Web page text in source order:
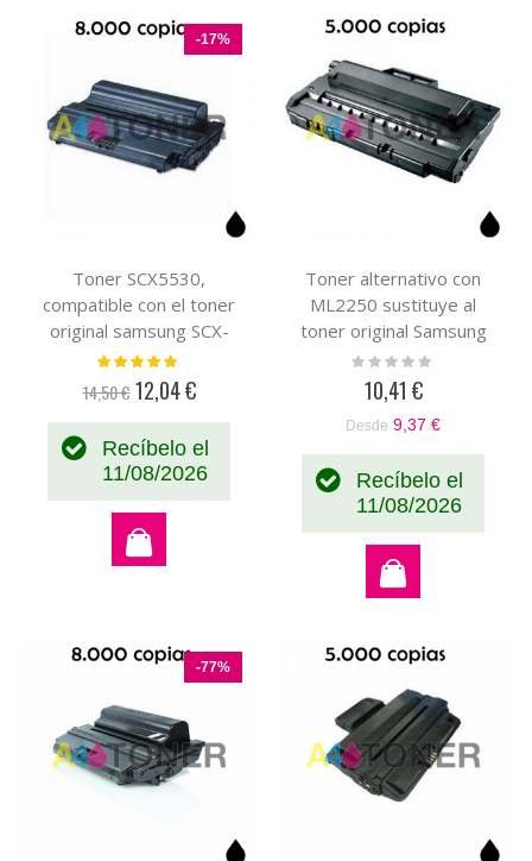
-17%
Toner SCX5530,
compatible con el toner
original samsung SCX-
D5530
Valoración:
14,50 € Precio
12,04 €
Recíbelo el
11/08/2026
Toner alternativo con
ML2250 sustituye al
toner original Samsung
ML-2250D5/SEE
Rating:
10,41 €
Desde 9,37 €
Recíbelo el
11/08/2026
-77%